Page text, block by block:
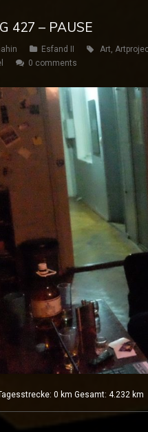
427 – PAUSE
Esfand II Art,
0 comments
0 km Gesamt: